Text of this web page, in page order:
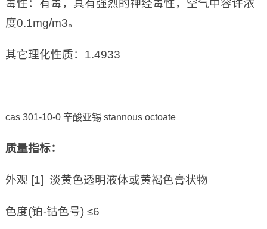
毒性：有毒，具有强烈的神经毒性，空气中容许浓
度0.1mg/m3。
其它理化性质：1.4933
cas 301-10-0 辛酸亚锡 stannous octoate
质量指标：
外观 [1] 淡黄色透明液体或黄褐色膏状物
色度(铂-钴色号) ≤6